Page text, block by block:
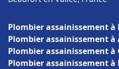
Plombier assainissement à
Plombier assainissement à
Plombier assainissement à
Plombier assainissement à